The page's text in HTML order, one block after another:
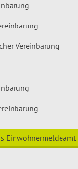
Vereinbarung
Einwohnermeldeamt